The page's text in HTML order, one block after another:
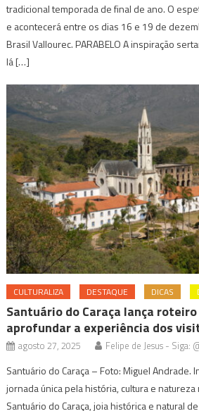
tradicional temporada de final de ano. O
e acontecerá entre os dias 16 e 19 de
Brasil Vallourec. PARABELO A inspiração
lá […]
CULTURALIZA DESTAQUE DICAS
Santuário do Caraça lança
aprofundar a experiência dos
agosto 27, 2025 Felipe de Jesus - Siga:
Santuário do Caraça – Foto: Miguel Andrade.
jornada única pela história, cultura e
Santuário do Caraça, joia histórica e natural